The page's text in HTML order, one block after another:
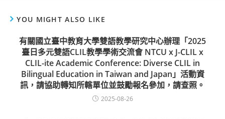
YOU MIGHT ALSO LIKE
有關國立臺中教育大學雙語教學研究中心辦理「2025
臺日多元雙語CLIL教學學術交流會 NTCU x J-CLIL x
CLIL-ite Academic Conference: Diverse CLIL in
Bilingual Education in Taiwan and Japan」活動資
訊，請協助轉知所轄單位並鼓勵報名參加，請查照。
2025-08-26